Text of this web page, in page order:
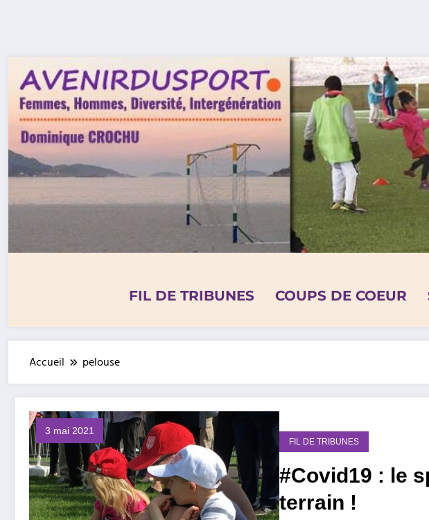
FIL DE TRIBUNES COUPS DE COEUR
Accueil pelouse
3 mai 2021
FIL DE TRIBUNES
#Covid19 : le
terrain !